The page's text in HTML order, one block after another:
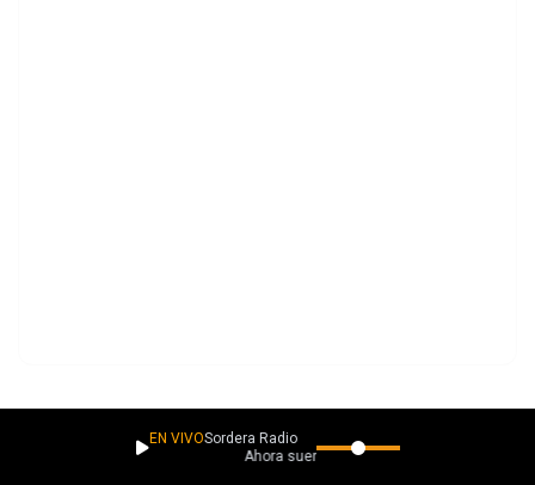
Night”, Atlas Slave explora ese punto donde la admiración se
EN VIVOSordera Radio
Ahora suena